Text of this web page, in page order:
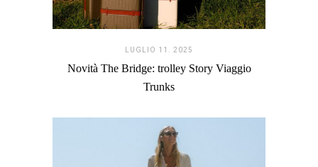
LUGLIO 11. 2025
Novità The Bridge: trolley Story Viaggio
Trunks